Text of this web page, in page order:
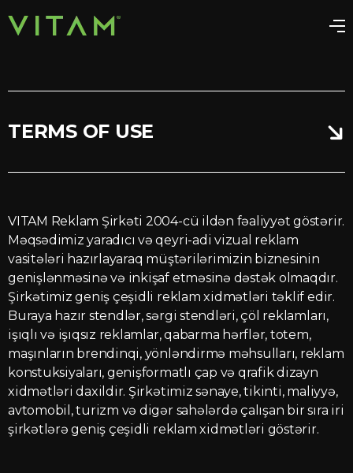
TERMS OF USE
VITAM Reklam Şirkəti 2004-cü ildən fəaliyyət göstərir.
Məqsədimiz yaradıcı və qeyri-adi vizual reklam
vasitələri hazırlayaraq müştərilərimizin biznesinin
genişlənməsinə və inkişaf etməsinə dəstək olmaqdır.
Şirkətimiz geniş çeşidli reklam xidmətləri təklif edir.
Buraya hazır stendlər, sərgi stendləri, çöl reklamları,
işıqlı və işıqsız reklamlar, qabarma hərflər, totem,
maşınların brendinqi, yönləndirmə məhsulları, reklam
konstuksiyaları, genişformatlı çap və qrafik dizayn
xidmətləri daxildir. Şirkətimiz sənaye, tikinti, maliyyə,
avtomobil, turizm və digər sahələrdə çalışan bir sıra iri
şirkətlərə geniş çeşidli reklam xidmətləri göstərir.